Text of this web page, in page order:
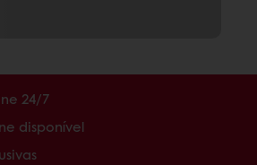
24/7
disponível